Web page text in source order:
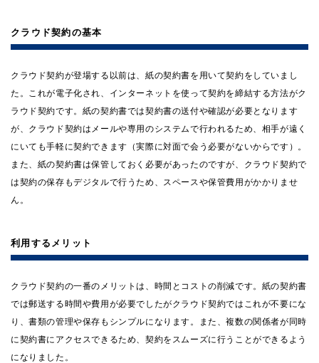
クラウド契約の基本
クラウド契約が登場する以前は、紙の契約書を用いて契約をしていまし
た。これが電子化され、インターネットを使って契約を締結する方法がク
ラウド契約です。紙の契約書では契約書の送付や確認が必要となります
が、クラウド契約はメールや専用のシステムで行われるため、相手が遠く
にいても手軽に契約できます（実際に対面で会う必要がないからです）。
また、紙の契約書は保管しておく必要があったのですが、クラウド契約で
は契約の保存もデジタルで行うため、スペースや保管費用がかかりませ
ん。
利用するメリット
クラウド契約の一番のメリットは、時間とコストの削減です。紙の契約書
では郵送する時間や費用が必要でしたがクラウド契約ではこれが不要にな
り、書類の管理や保存もシンプルになります。また、複数の関係者が同時
に契約書にアクセスできるため、契約をスムーズに行うことができるよう
になりました。